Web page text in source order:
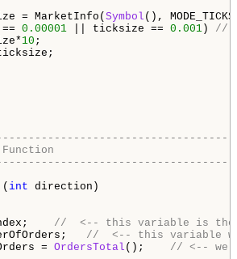
= MarketInfo( Symbol (),
0.00001 || ticksize == 0.001 ) //
10 ;
( int direction)
//  <-- this variable is the
//  <-- this variable
= OrdersTotal (); // <-- we